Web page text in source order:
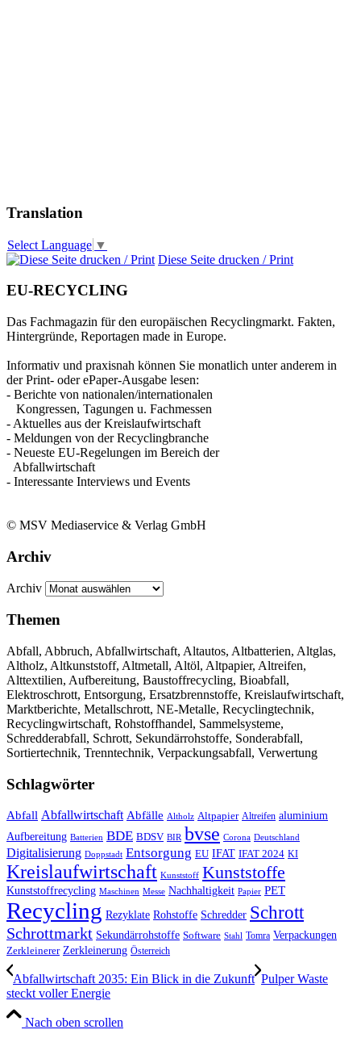
Translation
Select Language ▼
Diese Seite drucken / Print
EU-RECYCLING
Das Fachmagazin für den europäischen Recyclingmarkt. Fakten,
Hintergründe, Reportagen made in Europe.
Informativ und praxisnah können Sie monatlich unter anderem in
der Print- oder ePaper-Ausgabe lesen:
- Berichte von nationalen/internationalen
Kongressen, Tagungen u. Fachmessen
- Aktuelles aus der Kreislaufwirtschaft
- Meldungen von der Recyclingbranche
- Neueste EU-Regelungen im Bereich der
Abfallwirtschaft
- Interessante Interviews und Events
© MSV Mediaservice & Verlag GmbH
Archiv
Archiv
Themen
Abfall, Abbruch, Abfallwirtschaft, Altautos, Altbatterien, Altglas,
Altholz, Altkunststoff, Altmetall, Altöl, Altpapier, Altreifen,
Alttextilien, Aufbereitung, Baustoffrecycling, Bioabfall,
Elektroschrott, Entsorgung, Ersatzbrennstoffe, Kreislaufwirtschaft,
Marktberichte, Metallschrott, NE-Metalle, Recyclingtechnik,
Recyclingwirtschaft, Rohstoffhandel, Sammelsysteme,
Schredderabfall, Schrott, Sekundärrohstoffe, Sonderabfall,
Sortiertechnik, Trenntechnik, Verpackungsabfall, Verwertung
Schlagwörter
Abfall Abfallwirtschaft Abfälle Altholz Altpapier Altreifen aluminium
Aufbereitung Batterien BDE BDSV BIR bvse Corona Deutschland
Digitalisierung Doppstadt Entsorgung EU IFAT IFAT 2024 KI
Kreislaufwirtschaft Kunststoff Kunststoffe
Kunststoffrecycling Maschinen Messe Nachhaltigkeit Papier PET
Recycling Rezyklate Rohstoffe Schredder Schrott
Schrottmarkt Sekundärrohstoffe Software Stahl Tomra Verpackungen
Zerkleinerer Zerkleinerung Österreich
Abfallwirtschaft 2035: Ein Blick in die Zukunft Pulper Waste
steckt voller Energie
Nach oben scrollen